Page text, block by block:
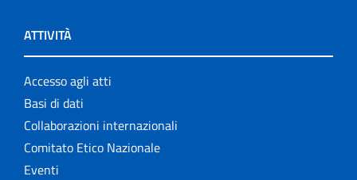
ATTIVITÀ
Accesso agli atti
Basi di dati
Collaborazioni internazionali
Comitato Etico Nazionale
Eventi